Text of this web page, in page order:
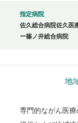
指定病院
佐久総合病院佐久医
ー篠ノ井総合病院
地
専門的ながん医